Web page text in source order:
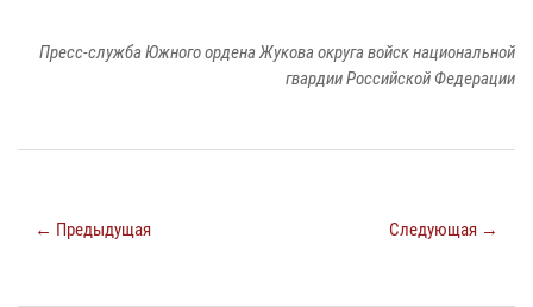
Пресс-служба Южного ордена Жукова округа войск национальной
гвардии Российской Федерации
← Предыдущая Следующая →